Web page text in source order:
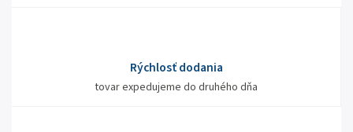
Rýchlosť dodania
tovar expedujeme do druhého dňa